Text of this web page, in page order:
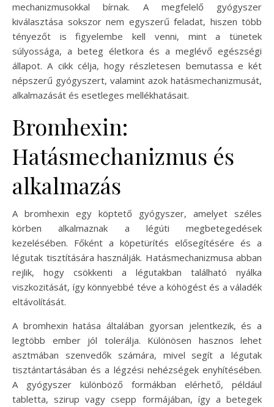
mechanizmusokkal bírnak. A megfelelő gyógyszer
kiválasztása sokszor nem egyszerű feladat, hiszen több
tényezőt is figyelembe kell venni, mint a tünetek
súlyossága, a beteg életkora és a meglévő egészségi
állapot. A cikk célja, hogy részletesen bemutassa e két
népszerű gyógyszert, valamint azok hatásmechanizmusát,
alkalmazását és esetleges mellékhatásait.
Bromhexin:
Hatásmechanizmus és
alkalmazás
A bromhexin egy köptető gyógyszer, amelyet széles
körben alkalmaznak a légúti megbetegedések
kezelésében. Főként a köpetürítés elősegítésére és a
légutak tisztítására használják. Hatásmechanizmusa abban
rejlik, hogy csökkenti a légutakban található nyálka
viszkozitását, így könnyebbé téve a köhögést és a váladék
eltávolítását.
A bromhexin hatása általában gyorsan jelentkezik, és a
legtöbb ember jól tolerálja. Különösen hasznos lehet
asztmában szenvedők számára, mivel segít a légutak
tisztántartásában és a légzési nehézségek enyhítésében.
A gyógyszer különböző formákban elérhető, például
tabletta, szirup vagy csepp formájában, így a betegek